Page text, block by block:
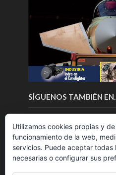
SÍGUENOS TAMBIÉN
Utilizamos cookies propias y
funcionamiento de la web,
servicios. Puede aceptar todas
necesarias o configurar sus